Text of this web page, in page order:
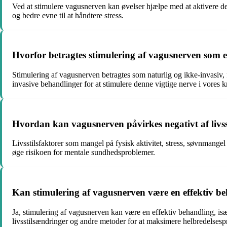
Ved at stimulere vagusnerven kan øvelser hjælpe med at aktivere
og bedre evne til at håndtere stress.
Hvorfor betragtes stimulering af vagusnerven
Stimulering af vagusnerven betragtes som naturlig og ikke-
invasive behandlinger for at stimulere denne vigtige nerve i vores
Hvordan kan vagusnerven påvirkes negativt af
Livsstilsfaktorer som mangel på fysisk aktivitet, stress,
øge risikoen for mentale sundhedsproblemer.
Kan stimulering af vagusnerven være en effektiv
Ja, stimulering af vagusnerven kan være en effektiv behandling,
livsstilsændringer og andre metoder for at maksimere